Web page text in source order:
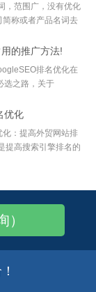
，范围广，没有优化
称或者产品名词去
的推广方法!
排名优化在
选之路，关于
排名手
优化
化：提高外贸网站排
提高搜索引擎排名的
）